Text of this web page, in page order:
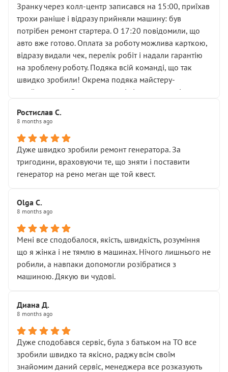
враження. Але згодом знайшов декілька гайок під
лобовим склом. Мені пояснили, що це “старі гайки, які
відкручували”, і попросили не хвилюватися. ( надіюсь
новий власник, не застяг в полі))
Але після нинішнього візиту такі дрібниці вже не
здаються дрібницями.
Я — клієнт, який працює на довірі, і саме її цей сервіс
Хотілося б більше:
• належної уваги до авто
• прозорості в роботах і рахунках
• реальної діагностики, а не формального
“подивились і поїхав”
На жаль, складається враження, що сервіс працює не
Стосовно комунікації - все добре
Зранку через колл-центр записався на 15:00, приїхав
трохи раніше і відразу прийняли машину: був
потрібен ремонт стартера. О 17:20 повідомили, що
авто вже готово. Оплата за роботу можлива карткою,
відразу видали чек, перелік робіт і надали гарантію
на зроблену роботу. Подяка всій команді, що так
швидко зробили! Окрема подяка майстеру-
приймальнику Олександру: всі чітко та по суті.
звертатися до цього автосервісу.
Ростислав С.
8 months ago
Дуже швидко зробили ремонт генератора. За
тригодини, враховуючи те, що зняти і поставити
генератор на рено меган ще той квест.
Olga С.
8 months ago
Мені все сподобалося, якість, швидкість, розуміння
що я жінка і не тямлю в машинах. Нічого лишнього не
робили, а навпаки допомогли розібратися з
машиною. Дякую ви чудові.
Диана Д.
8 months ago
Дуже сподобався сервіс, була з батьком на ТО все
зробили швидко та якісно, раджу всім своїм
знайомим даний сервіс, менеджера все розказують